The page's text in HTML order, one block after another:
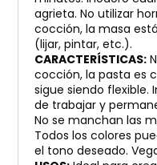
agrieta. No utilizar
cocción, la masa
(lijar, pintar, etc.).
CARACTERÍSTICAS:
cocción, la pasta es
sigue siendo flexible.
de trabajar y
No se manchan las
Todos los colores
el tono deseado.